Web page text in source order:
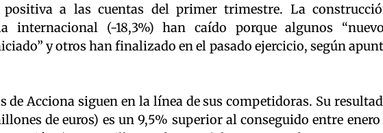
a las cuentas del primer trimestre. La
internacional (-18,3%) han caído porque algunos
y otros han finalizado en el pasado ejercicio, según
de Acciona siguen en la línea de sus competidoras. Su
de euros) es un 9,5% superior al conseguido entre enero